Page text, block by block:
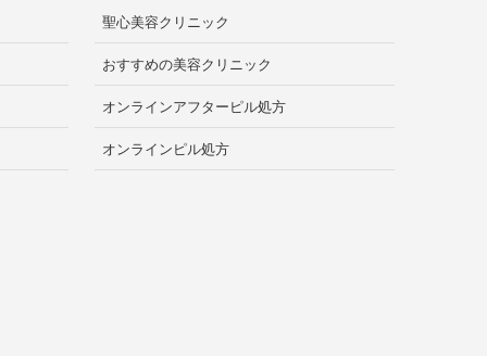
聖心美容クリニック
おすすめの美容クリニック
オンラインアフターピル処方
オンラインピル処方